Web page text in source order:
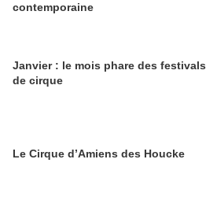
contemporaine
Janvier : le mois phare des festivals
de cirque
Le Cirque d’Amiens des Houcke